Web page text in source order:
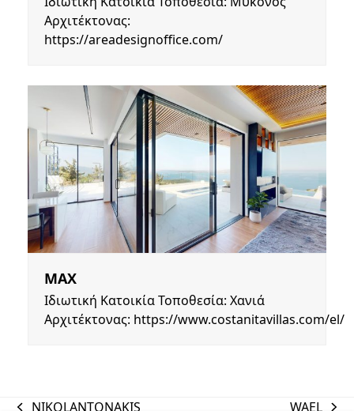
Αρχιτέκτονας:
https://areadesignoffice.com/
MAX
Ιδιωτική Κατοικία Τοποθεσία: Χανιά
Αρχιτέκτονας: https://www.costanitavillas.com/el/
NIKOLANTONAKIS WAEL